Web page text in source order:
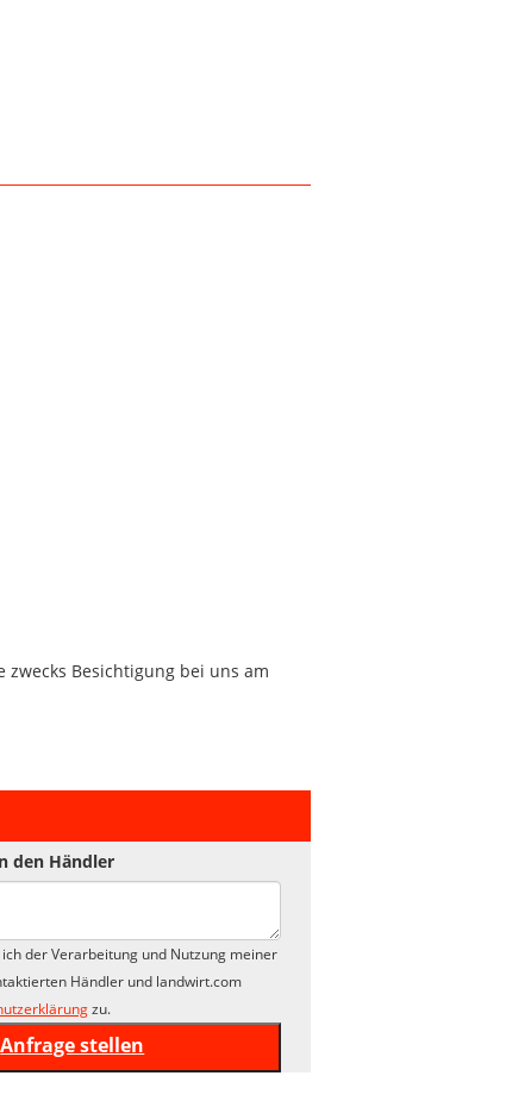
Besichtigung bei uns am
den Händler
der Verarbeitung und Nutzung meiner
Händler und landwirt.com
zu.